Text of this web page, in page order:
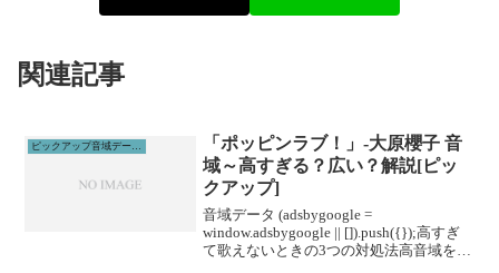
関連記事
「ポッピンラブ！」-大原櫻子 音
域～高すぎる？広い？解説[ピッ
クアップ]
音域データ (adsbygoogle =
window.adsbygoogle || []).push({});高すぎ
て歌えないときの3つの対処法高音域を広